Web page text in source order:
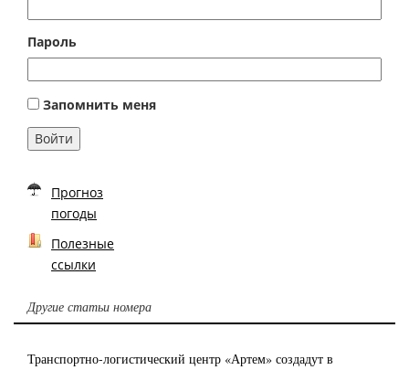
Пароль
Запомнить меня
Войти
Прогноз
погоды
Полезные
ссылки
Другие статьи номера
Транспортно-логистический центр «Артем» создадут в